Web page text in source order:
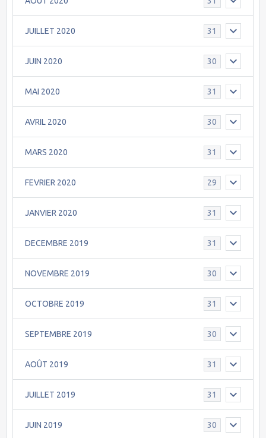
JUILLET 2020 31
JUIN 2020 30
MAI 2020 31
AVRIL 2020 30
MARS 2020 31
FEVRIER 2020 29
JANVIER 2020 31
DECEMBRE 2019 31
NOVEMBRE 2019 30
OCTOBRE 2019 31
SEPTEMBRE 2019 30
AOÛT 2019 31
JUILLET 2019 31
JUIN 2019 30